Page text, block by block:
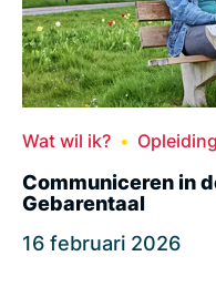
Wat wil ik?
Communiceren in
Gebarentaal
16 februari 2026